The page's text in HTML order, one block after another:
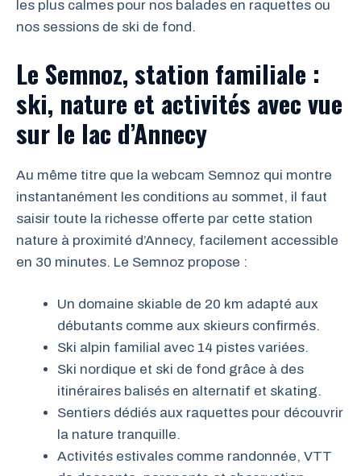
les plus calmes pour nos balades en raquettes ou
nos sessions de ski de fond.
Le Semnoz, station familiale :
ski, nature et activités avec vue
sur le lac d’Annecy
Au même titre que la webcam Semnoz qui montre
instantanément les conditions au sommet, il faut
saisir toute la richesse offerte par cette station
nature à proximité d’Annecy, facilement accessible
en 30 minutes. Le Semnoz propose :
Un domaine skiable de 20 km adapté aux
débutants comme aux skieurs confirmés.
Ski alpin familial avec 14 pistes variées.
Ski nordique et ski de fond grâce à des
itinéraires balisés en alternatif et skating.
Sentiers dédiés aux raquettes pour découvrir
la nature tranquille.
Activités estivales comme randonnée, VTT